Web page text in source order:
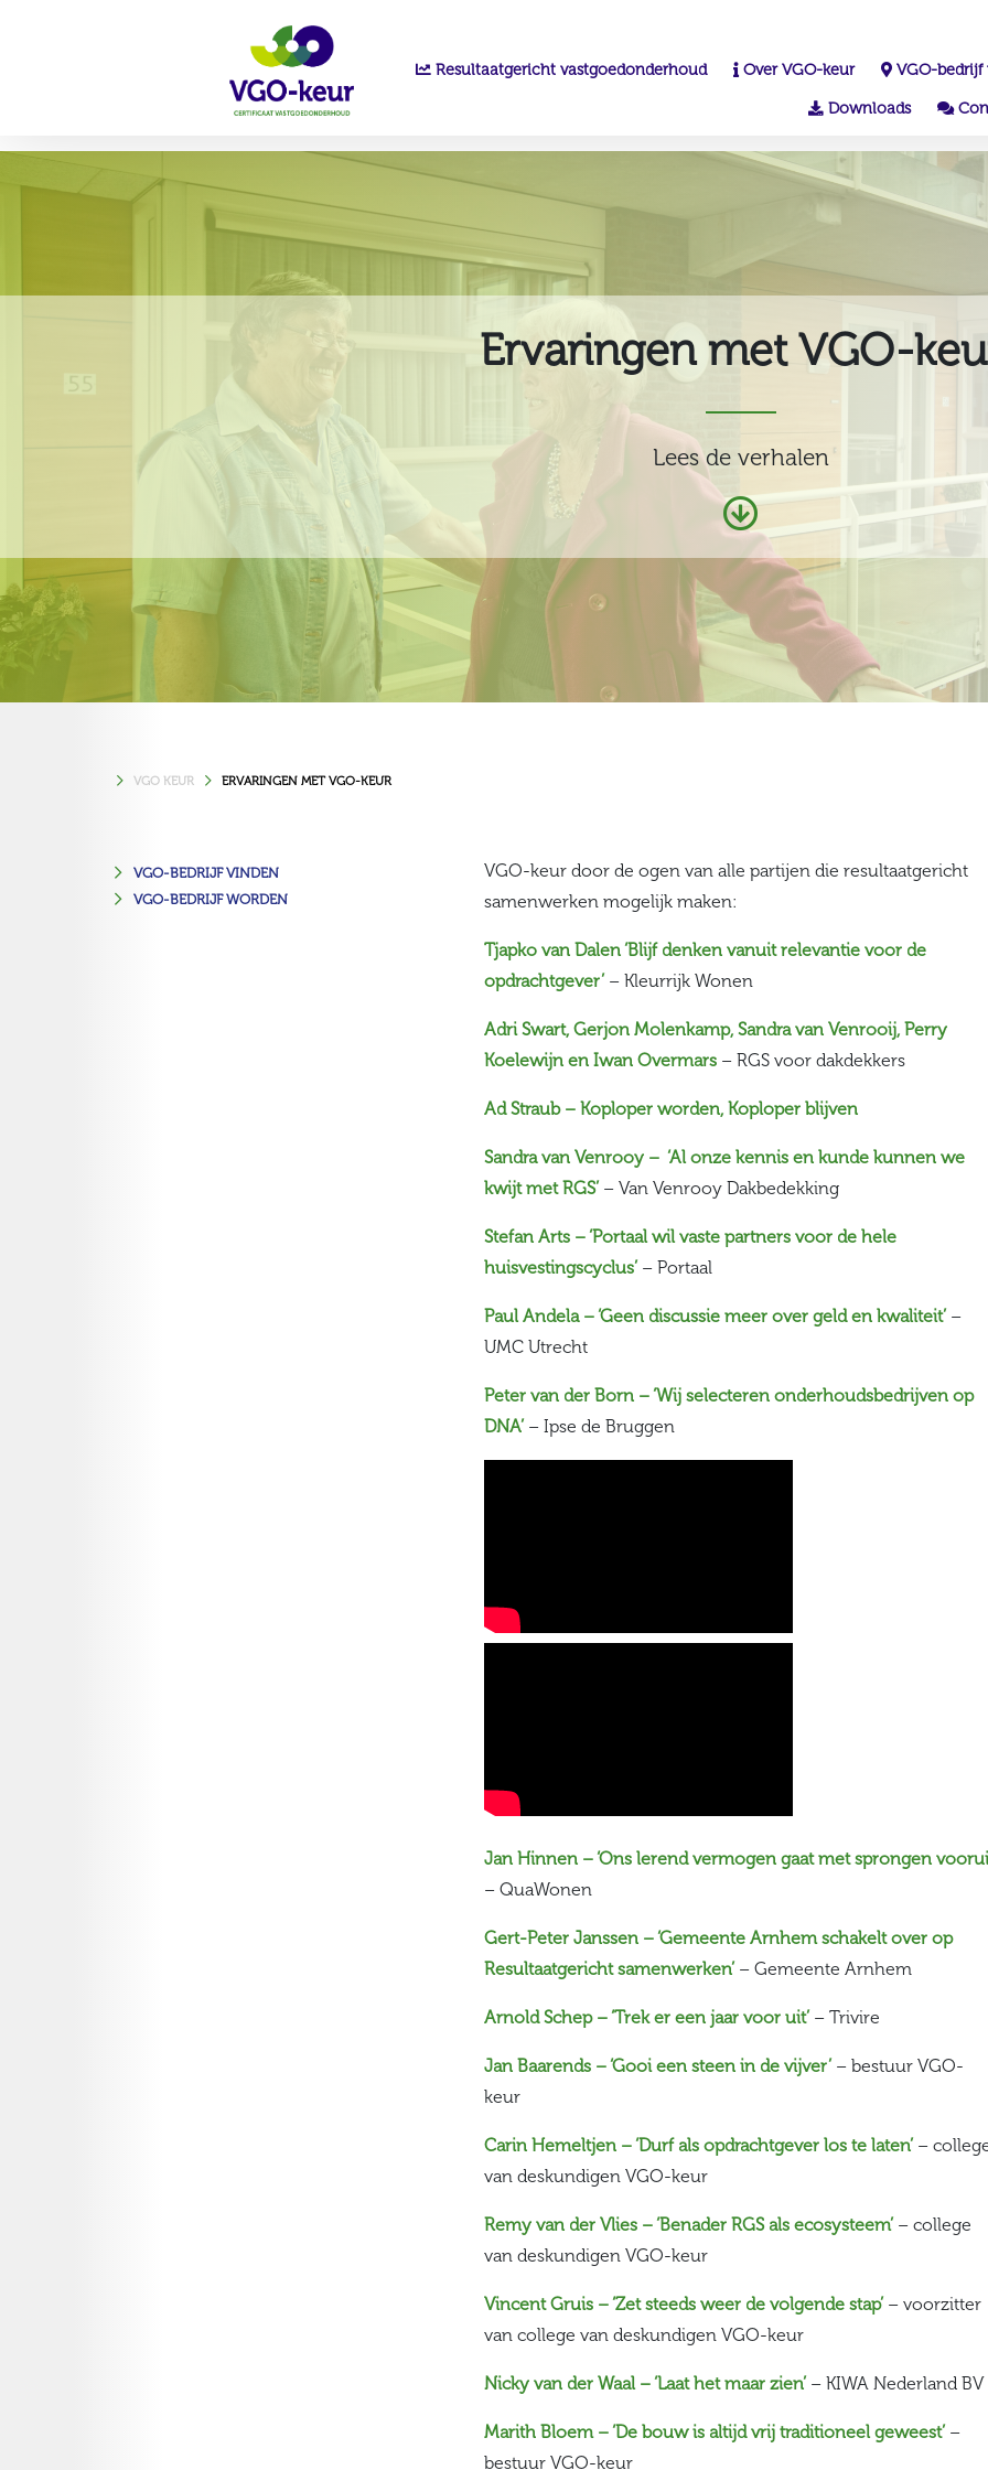
Resultaatgericht vastgoedonderhoud Over VGO-keur
VGO-bedrijf
Downloads
Ervaringen met VGO-
Lees de verhalen
VGO KEUR ERVARINGEN MET VGO-KEUR
VGO-BEDRIJF VINDEN
VGO-BEDRIJF WORDEN
VGO-keur door de ogen van alle partijen die resultaatgericht
samenwerken mogelijk maken:
Tjapko van Dalen ‘Blijf denken vanuit relevantie voor de
opdrachtgever’– Kleurrijk Wonen
Adri Swart, Gerjon Molenkamp, Sandra van Venrooij, Perry
Koelewijn en Iwan Overmars– RGS voor dakdekkers
Ad Straub – Koploper worden, Koploper blijven
Sandra van Venrooy – ‘Al onze kennis en kunde kunnen we
kwijt met RGS’– Van Venrooy Dakbedekking
Stefan Arts – ‘Portaal wil vaste partners voor de hele
huisvestingscyclus’– Portaal
Paul Andela – ‘Geen discussie meer over geld en kwaliteit’–
UMC Utrecht
Peter van der Born – ‘Wij selecteren onderhoudsbedrijven op
DNA’– Ipse de Bruggen
Jan Hinnen – ‘Ons lerend vermogen gaat met sprongen
– QuaWonen
Gert-Peter Janssen – ‘Gemeente Arnhem schakelt over op
Resultaatgericht samenwerken’– Gemeente Arnhem
Arnold Schep – ‘Trek er een jaar voor uit’– Trivire
Jan Baarends – ‘Gooi een steen in de vijver’– bestuur VGO-
keur
Carin Hemeltjen – ‘Durf als opdrachtgever los te laten’–
van deskundigen VGO-keur
Remy van der Vlies – ‘Benader RGS als ecosysteem’– college
van deskundigen VGO-keur
Vincent Gruis – ‘Zet steeds weer de volgende stap’– voorzitter
van college van deskundigen VGO-keur
Nicky van der Waal – ‘Laat het maar zien’– KIWA Nederland BV
Marith Bloem – ‘De bouw is altijd vrij traditioneel geweest’–
bestuur VGO-keur